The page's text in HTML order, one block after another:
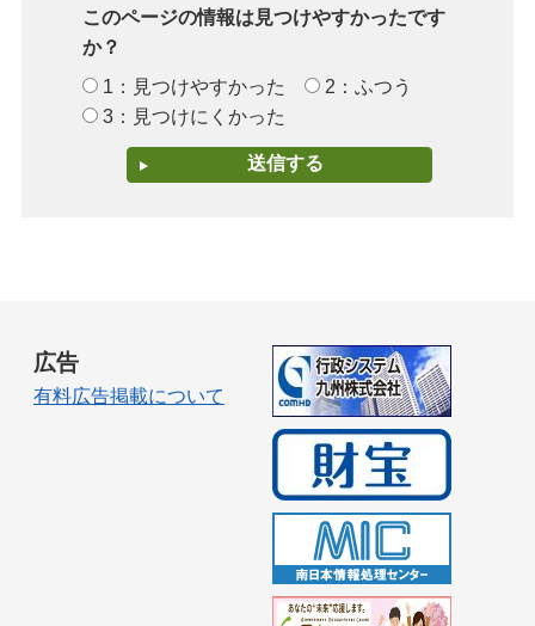
このページの情報は見つけやすかったです
か？
1：見つけやすかった
2：ふつう
3：見つけにくかった
広告
有料広告掲載について